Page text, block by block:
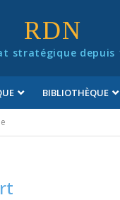
RDN
stratégique depuis
BIBLIOTHÈQUE